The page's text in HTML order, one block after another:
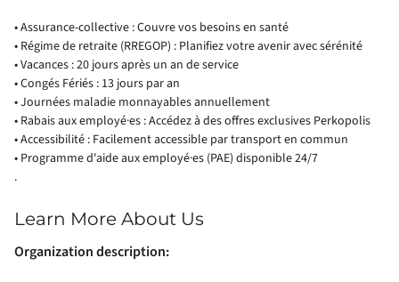
•Assurance-collective : Couvre vos besoins en santé
• Régime de retraite (RREGOP) : Planifiez votre avenir avec sérénité
• Vacances : 20 jours après un an de service
• Congés Fériés : 13 jours par an
• Journées maladie monnayables annuellement
• Rabais aux employé·es : Accédez à des offres exclusives Perkopolis
• Accessibilité : Facilement accessible par transport en commun
• Programme d'aide aux employé·es (PAE) disponible 24/7
.
Learn More About Us
Organization description: